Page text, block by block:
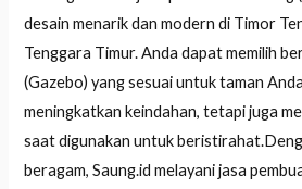
desain menarik dan modern di Timor
Tenggara Timur. Anda dapat memilih
(Gazebo) yang sesuai untuk taman
meningkatkan keindahan, tetapi juga
saat digunakan untuk
beragam, Saung.id melayani jasa